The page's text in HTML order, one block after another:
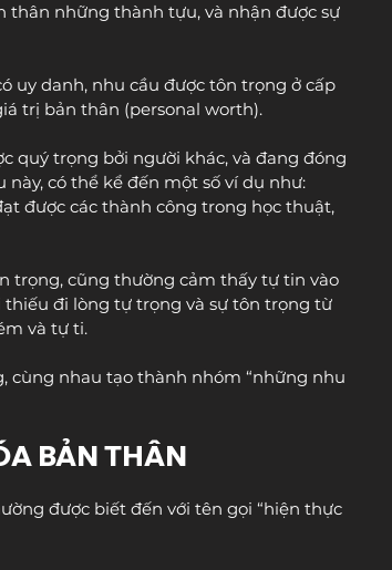
thân những thành tựu, và nhận được sự
uy danh, nhu cầu được tôn trọng ở cấp
trị bản thân (personal worth).
quý trọng bởi người khác, và đang đóng
có thể kể đến một số ví dụ như:
được các thành công trong học thuật,
trọng, cũng thường cảm thấy tự tin vào
thiếu đi lòng tự trọng và sự tôn trọng từ
và tự ti.
cùng nhau tạo thành nhóm “những nhu
BẢN THÂN
được biết đến với tên gọi “hiện thực